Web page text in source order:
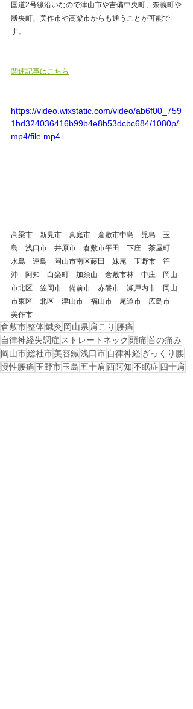
国道2号線沿いなので津山市や吉備中央町、奈義町や
勝央町、美作市や高梁市からも通うことが可能で
す。
関連記事はこちら
https://video.wixstatic.com/video/ab6f00_759
1bd324036416b99b4e8b53dcbc684/1080p/
mp4/file.mp4
高梁市　新見市　真庭市　倉敷市中島　児島　玉
島　浅口市　井原市　倉敷市平田　下庄　茶屋町
水島　連島　岡山市南区藤田　妹尾　玉野市　笹
沖　阿知　白楽町　加須山　倉敷市林　中庄　岡山
市北区　笠岡市　備前市　赤磐市　瀬戸内市　岡山
市東区　北区　津山市　福山市　尾道市　広島市
美作市
倉敷市整体鍼灸 岡山県肩こり 腰痛
自律神経失調症 ストレートネック 頭痛首の痛み
岡山市総社市美容鍼浅口市 自律神経 ぎっくり腰
慢性腰痛 玉野市玉島 五十肩西阿知不眠症 四十肩